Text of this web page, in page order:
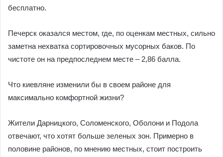
бесплатно.
Печерск оказался местом, где, по оценкам местных, сильно
заметна нехватка сортировочных мусорных баков. По
чистоте он на предпоследнем месте – 2,86 балла.
Что киевляне изменили бы в своем районе для
максимально комфортной жизни?
Жители Дарницкого, Соломенского, Оболони и Подола
отвечают, что хотят больше зеленых зон. Примерно в
половине районов, по мнению местных, стоит построить